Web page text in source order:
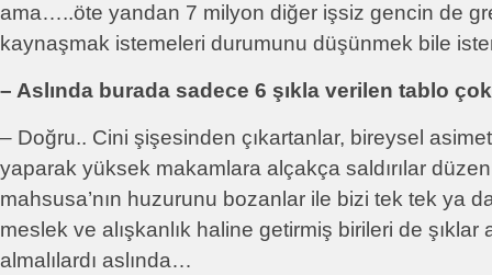
ama…..öte yandan 7 milyon diğer işsiz gencin de
kaynaşmak istemeleri durumunu düşünmek bile
– Aslında burada sadece 6 şıkla verilen tablo
– Doğru.. Cini şişesinden çıkartanlar, bireysel
yaparak yüksek makamlara alçakça saldırılar
mahsusa’nın huzurunu bozanlar ile bizi tek tek ya
meslek ve alışkanlık haline getirmiş birileri de şıklar
almalılardı aslında…